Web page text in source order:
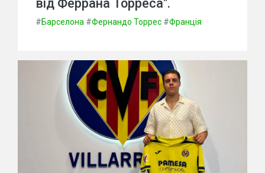
від Феррана Торреса".
#Барселона #Фернандо Торрес #Франція